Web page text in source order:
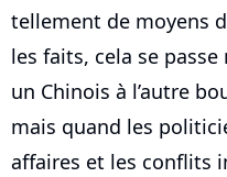
tellement de moyens
les faits, cela se
un Chinois à l’autre
mais quand les
affaires et les conflits